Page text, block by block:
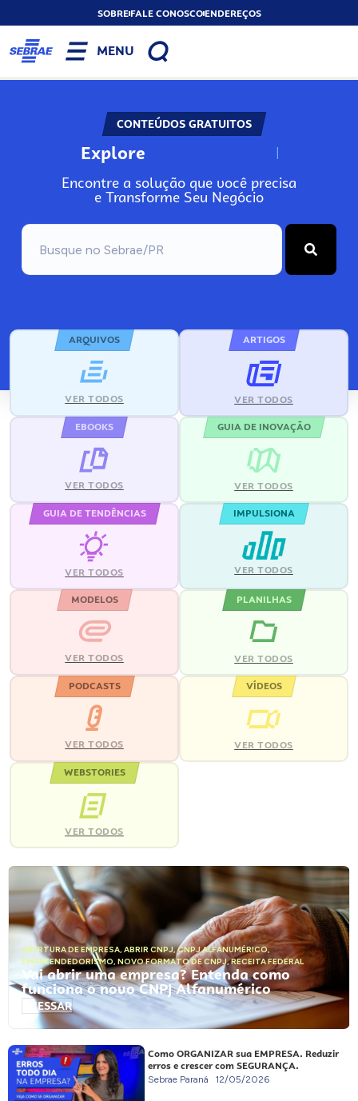
SOBREFALE CONOSCOENDEREÇOS
MENU
CONTEÚDOS GRATUITOS
Explore N
Encontre a solução que você precisa
e Transforme Seu Negócio
ARQUIVOS
VER TODOS
ARTIGOS
VER TODOS
EBOOKS
VER TODOS
GUIA DE INOVAÇÃO
VER TODOS
GUIA DE TENDÊNCIAS
VER TODOS
IMPULSIONA
VER TODOS
MODELOS
VER TODOS
PLANILHAS
VER TODOS
PODCASTS
VER TODOS
VÍDEOS
VER TODOS
WEBSTORIES
VER TODOS
ABERTURA DE EMPRESA, ABRIR CNPJ,CNPJ ALFANUMÉRICO,
EMPREENDEDORISMO, NOVO FORMATO DE CNPJ,RECEITA FEDERAL
Vai abrir uma empresa? Entenda como
funciona o novo CNPJ Alfanumérico
ACESSAR
Como ORGANIZAR sua EMPRESA. Reduzir
erros e crescer com SEGURANÇA.
Sebrae Paraná 12/05/2026